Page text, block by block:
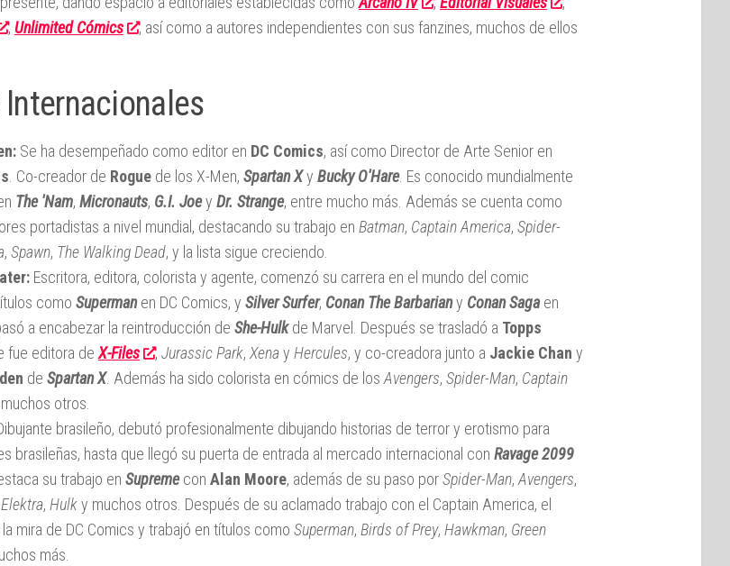
, Unlimited Cómics
, así como a autores independientes con sus fanzines, muchos de ellos
Se ha desempeñado como editor en DC Comics, así como Director de Arte Senior en
. Co-creador de Rogue de los X-Men, Spartan Xy Bucky O'Hare. Es conocido mundialmente
The 'Nam, Micronauts, G.I. Joey Dr. Strange, entre mucho más. Además se cuenta como
portadistas a nivel mundial, destacando su trabajo en Batman, Captain America, Spider-
, Spawn, The Walking Dead, y la lista sigue creciendo.
Escritora, editora, colorista y agente, comenzó su carrera en el mundo del comic
como Supermanen DC Comics, y Silver Surfer, Conan The Barbariany Conan Saga en
a encabezar la reintroducción de She-Hulkde Marvel. Después se trasladó a Topps
fue editora de X-Files , Jurassic Park, Xena y Hercules, y co-creadora junto a Jackie Chan y
de Spartan X. Además ha sido colorista en cómics de los Avengers, Spider-Man, Captain
otros.
brasileño, debutó profesionalmente dibujando historias de terror y erotismo para
brasileñas, hasta que llegó su puerta de entrada al mercado internacional con Ravage 2099
su trabajo en Supremecon Alan Moore, además de su paso porSpider-Man, Avengers,
Elektra, Hulky muchos otros. Después de su aclamado trabajo con el Captain America, el
mira de DC Comics y trabajó en títulos como Superman, Birds of Prey, Hawkman, Green
más.